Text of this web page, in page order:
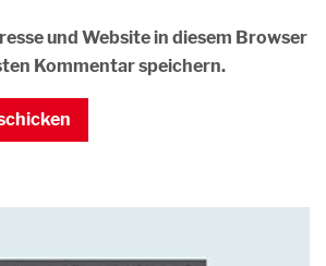
und Website in diesem Browser
Kommentar speichern.